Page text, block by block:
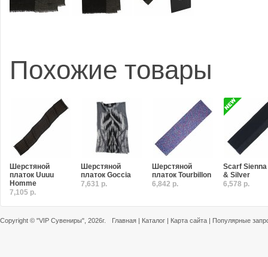
Похожие товары
Шерстяной
платок Uuuu
Homme
7,105 р.
Шерстяной
платок Goccia
7,631 р.
Шерстяной
платок Tourbillon
6,842 р.
Scarf
& Silver
6,578 р.
Copyright © "VIP Сувениры" , 2026г. Главная | Каталог | Карта сайта | Популярные